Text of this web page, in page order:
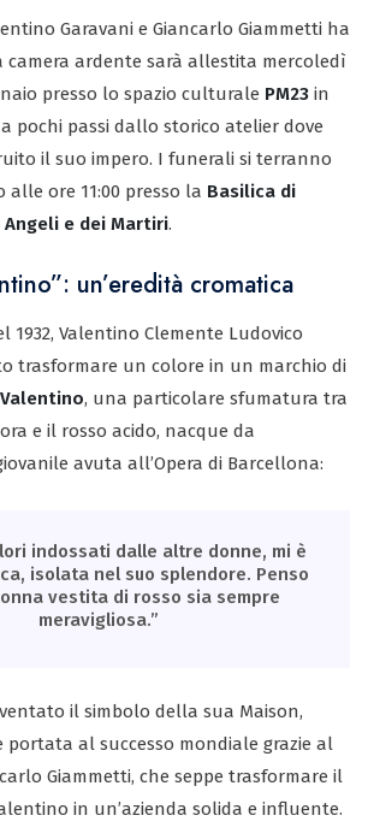
Garavani e Giancarlo Giammetti ha
ardente sarà allestita mercoledì
presso lo spazio culturale PM23 in
pochi passi dallo storico atelier dove
il suo impero. I funerali si terranno
alle ore 11:00 presso la Basilica di
e dei Martiri.
un’eredità cromatica
1932, Valentino Clemente Ludovico
trasformare un colore in un marchio di
, una particolare sfumatura tra
e il rosso acido, nacque da
avuta all’Opera di Barcellona:
indossati dalle altre donne, mi è
isolata nel suo splendore. Penso
vestita di rosso sia sempre
meravigliosa.”
il simbolo della sua Maison,
portata al successo mondiale grazie al
Giammetti, che seppe trasformare il
in un’azienda solida e influente.